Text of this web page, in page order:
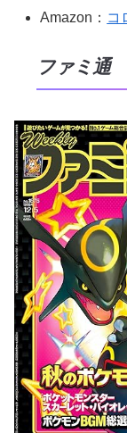
Amazon： コ
ファミ通